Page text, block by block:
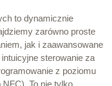
to dynamicznie
zarówno proste
jak i zaawansowane
sterowanie za
z poziomu